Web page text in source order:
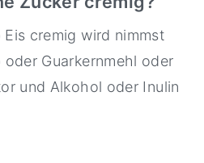
cremig wird nimmst
Guarkernmehl oder
und Alkohol oder Inulin